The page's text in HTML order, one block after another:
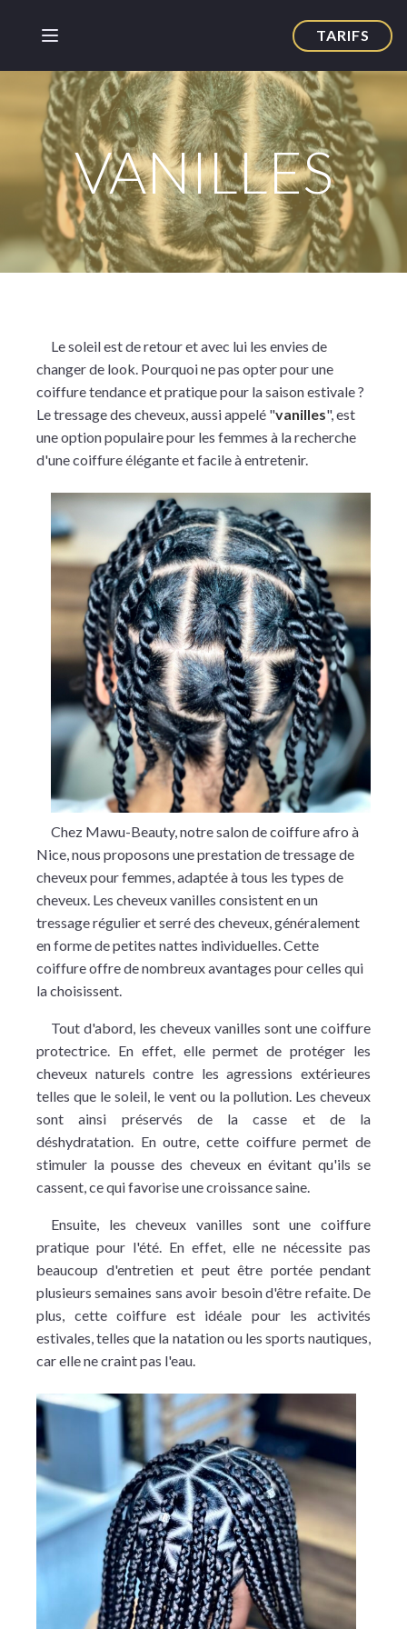
TARIFS
VANILLES
Le soleil est de retour et avec lui les envies de
changer de look. Pourquoi ne pas opter pour une
coiffure tendance et pratique pour la saison estivale ?
Le tressage des cheveux, aussi appelé "vanilles", est
une option populaire pour les femmes à la recherche
d'une coiffure élégante et facile à entretenir.
Chez Mawu-Beauty, notre salon de coiffure afro à
Nice, nous proposons une prestation de tressage de
cheveux pour femmes, adaptée à tous les types de
cheveux. Les cheveux vanilles consistent en un
tressage régulier et serré des cheveux, généralement
en forme de petites nattes individuelles. Cette
coiffure offre de nombreux avantages pour celles qui
la choisissent.
Tout d'abord, les cheveux vanilles sont une coiffure
protectrice. En effet, elle permet de protéger les
cheveux naturels contre les agressions extérieures
telles que le soleil, le vent ou la pollution. Les cheveux
sont ainsi préservés de la casse et de la
déshydratation. En outre, cette coiffure permet de
stimuler la pousse des cheveux en évitant qu'ils se
cassent, ce qui favorise une croissance saine.
Ensuite, les cheveux vanilles sont une coiffure
pratique pour l'été. En effet, elle ne nécessite pas
beaucoup d'entretien et peut être portée pendant
plusieurs semaines sans avoir besoin d'être refaite. De
plus, cette coiffure est idéale pour les activités
estivales, telles que la natation ou les sports nautiques,
car elle ne craint pas l'eau.